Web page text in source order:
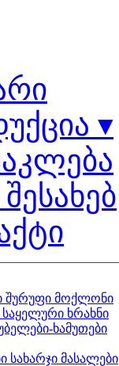
▾
შურუფი მოქლონი
საყელური ხრახნი
ხამუთები
სახარჯი მასალები